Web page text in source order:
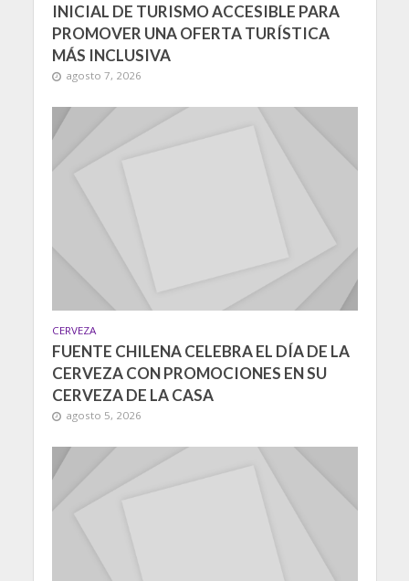
INICIAL DE TURISMO ACCESIBLE PARA
PROMOVER UNA OFERTA TURÍSTICA
MÁS INCLUSIVA
agosto 7, 2026
CERVEZA
FUENTE CHILENA CELEBRA EL DÍA DE LA
CERVEZA CON PROMOCIONES EN SU
CERVEZA DE LA CASA
agosto 5, 2026